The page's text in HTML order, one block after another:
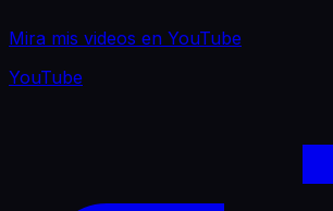
Mira mis videos en YouTube
YouTube